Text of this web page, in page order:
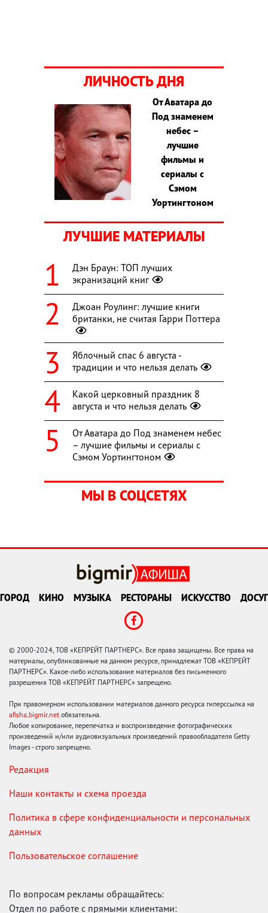
ЛИЧНОСТЬ ДНЯ
От Аватара до
Под знаменем
небес –
лучшие
фильмы и
сериалы с
Сэмом
Уортингтоном
ЛУЧШИЕ МАТЕРИАЛЫ
Дэн Браун: ТОП лучших
экранизаций книг
Джоан Роулинг: лучшие книги
британки, не считая Гарри Поттера
Яблочный спас 6 августа -
традиции и что нельзя делать
Какой церковный праздник 8
августа и что нельзя делать
От Аватара до Под знаменем небес
– лучшие фильмы и сериалы с
Сэмом Уортингтоном
МЫ В СОЦСЕТЯХ
ГОРОД КИНО МУЗЫКА РЕСТОРАНЫ ИСКУССТВО ДОСУГ
© 2000-2024, ТОВ «КЕПРЕЙТ ПАРТНЕРС». Все права защищены. Все права на
материалы, опубликованные на данном ресурсе, принадлежат ТОВ «КЕПРЕЙТ
ПАРТНЕРС». Какое-либо использование материалов без письменного
разрешения ТОВ «КЕПРЕЙТ ПАРТНЕРС» запрещено.
При правомерном использовании материалов данного ресурса гиперссылка на
afisha.bigmir.net обязательна.
Любое копирование, перепечатка и воспроизведение фотографических
произведений и/или аудиовизуальных произведений правообладателя Getty
Images - строго запрещено.
Редакция
Наши контакты и схема проезда
Политика в сфере конфиденциальности и персональных
данных
Пользовательское соглашение
По вопросам рекламы обращайтесь:
Отдел по работе с прямыми клиентами: